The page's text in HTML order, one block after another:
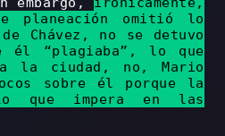
planeación omitió lo
Chávez, no se detuvo
él “plagiaba”, lo que
la ciudad, no, Mario
sobre él porque la
que impera en las